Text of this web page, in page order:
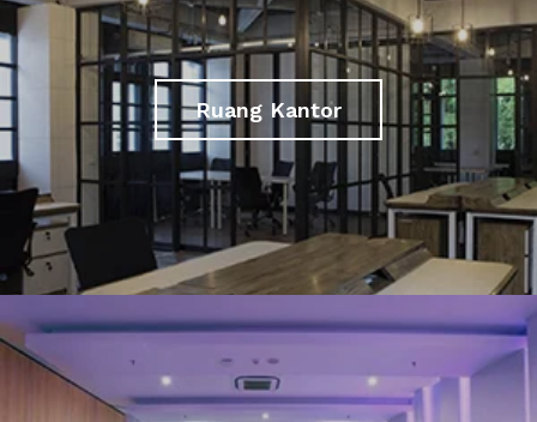
Ruang Kantor